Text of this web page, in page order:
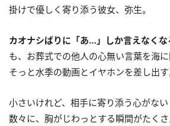
掛けで優しく寄り添う彼女、弥生。
カオナシばりに「あ…」しか言えなくな
も、お葬式での他人の心無い言葉を海に
そっと水季の動画とイヤホンを差し出す
小さいけれど、相手に寄り添う心がな
数々に、胸がじわっとする瞬間がたくさ